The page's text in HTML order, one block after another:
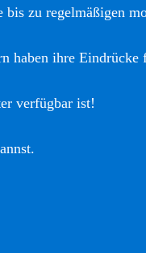
zu regelmäßigen
haben ihre Eindrücke
verfügbar ist!